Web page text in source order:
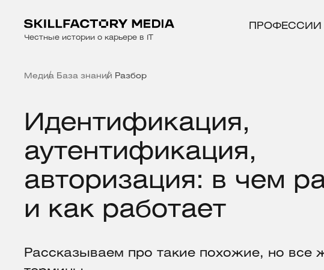
Честные истории о карьере в IT
ПРОФЕССИИ
Медиа База знаний Разбор
Идентификация,
аутентификация,
авторизация: в чем
и как работает
Рассказываем про такие похожие, но все